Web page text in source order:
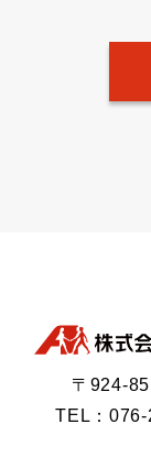
〒924-
TEL：